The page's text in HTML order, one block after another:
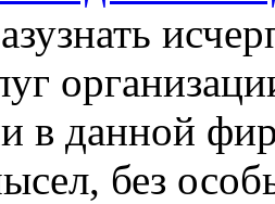
в данной
без